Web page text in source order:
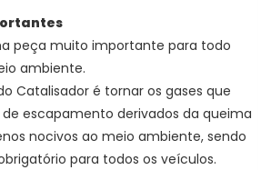
peça muito importante para todo
ambiente.
Catalisador é tornar os gases que
escapamento derivados da queima
nocivos ao meio ambiente, sendo
para todos os veículos.